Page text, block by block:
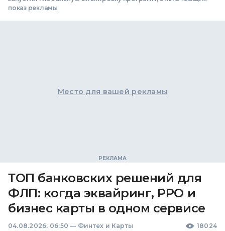
показ рекламы
Место для вашей рекламы
ТОП банковских решений для
ФЛП: когда эквайринг, РРО и
бизнес карты в одном сервисе
04.08.2026, 06:50 — Финтех и Карты 18024